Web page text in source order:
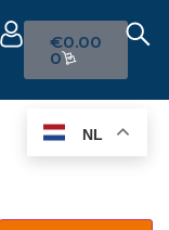
€0.00
0
NL